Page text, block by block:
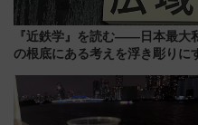
『近鉄学』を読む――日本最大
の根底にある考えを浮き彫りに